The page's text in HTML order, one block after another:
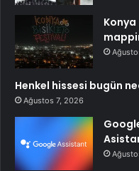
Henkel hissesi bugün
Ağustos 7, 2026